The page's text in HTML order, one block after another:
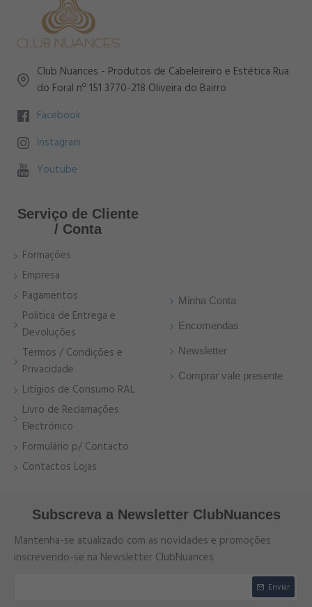
Club Nuances - Produtos de Cabeleireiro e Estética Rua
do Foral nº 151 3770-218 Oliveira do Bairro
Facebook
Instagram
Youtube
Serviço de Cliente
/ Conta
Formações
Empresa
Pagamentos
Politica de Entrega e
Devoluções
Termos / Condições e
Privacidade
Litígios de Consumo RAL
Livro de Reclamações
Electrónico
Formulário p/ Contacto
Contactos Lojas
Minha Conta
Encomendas
Newsletter
Comprar vale presente
Subscreva a Newsletter ClubNuances
Mantenha-se atualizado com as novidades e promoções
inscrevendo-se na Newsletter ClubNuances
Enviar